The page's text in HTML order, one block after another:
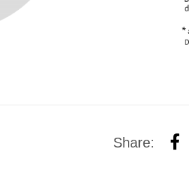
Share: